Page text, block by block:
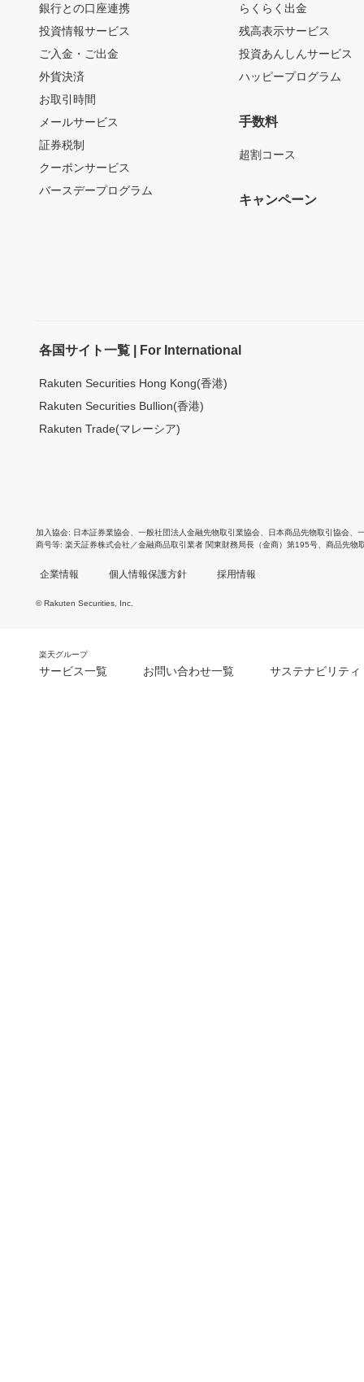
銀行との口座連携
投資情報サービス
ご入金・ご出金
外貨決済
お取引時間
メールサービス
証券税制
クーポンサービス
バースデープログラム
らくらく出金
残高表示サービス
投資あんしんサービス
ハッピープログラム
手数料
超割コース
キャンペーン
各国サイト一覧 | For International
Rakuten Securities Hong Kong(香港)
Rakuten Securities Bullion(香港)
Rakuten Trade(マレーシア)
加入協会 日本証券業協会 一般社団法人金融先物取引業協会 日本商品先物取引協会
商号等 楽天証券株式会社／金融商品取引業者 関東財務局長（金商）第195号、商品先物
企業情報 個人情報保護方針 採用情報
© Rakuten Securities, Inc.
楽天グループ
サービス一覧 お問い合わせ一覧 サステナビリティ